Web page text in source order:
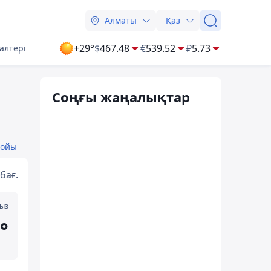
Алматы Қаз
+29°$467.48 €539.52 ₽5.73
Соңғы жаңалықтар